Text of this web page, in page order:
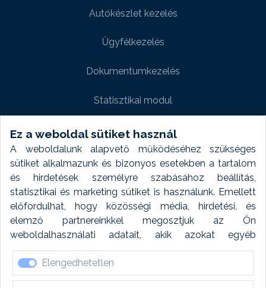
Ez a weboldal sütiket használ
A weboldalunk alapvető működéséhez szükséges
sütiket alkalmazunk és bizonyos esetekben a tartalom
és hirdetések személyre szabásához beállítás,
statisztikai és marketing sütiket is használunk. Emellett
előfordulhat, hogy közösségi média, hirdetési, és
elemző partnereinkkel megosztjuk az Ön
weboldalhasználati adatait, akik azokat egyéb
forrásokból gyűjtött adatokkal kombinálhatják. A sütik
elfogadásával kapcsolatosan naplózást végzünk és
ezen adatokat 6 hónap után automatikusan töröljük. A
Elengedhetetlen
Autókészlet kezelés
Ügyfélkezelés
Dokumentumkezelés
Statisztikai modul
Weboldal modul
Fényképtár extra modul
Autómosó modul
Feladatütemezés